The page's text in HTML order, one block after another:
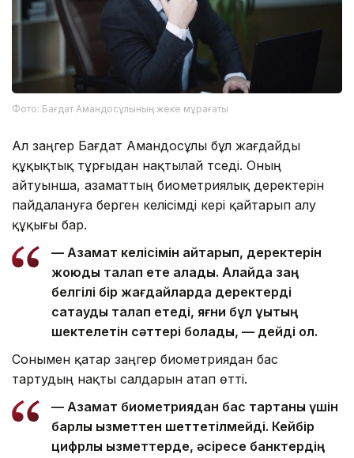
Фото: Бағдат Амандосұлының жеке мұрағаты
Ал заңгер Бағдат Амандосұлы бұл жағдайды
құқықтық тұрғыдан нақтылай түседі. Оның
айтуынша, азаматтың биометриялық деректерін
пайдалануға берген келісімді кері қайтарып алу
құқығы бар.
— Азамат келісімін қайтарып, деректерін
жоюды талап ете алады. Алайда заң
белгілі бір жағдайларда деректерді
сақтауды талап етеді, яғни бұл құқықтың
шектелетін сәттері болады, — дейді ол.
Сонымен қатар заңгер биометриядан бас
тартудың нақты салдарын атап өтті.
— Азамат биометриядан бас тартқаны үшін
барлық қызметтен шеттетілмейді. Кейбір
цифрлық қызметтерде, әсіресе банктердің